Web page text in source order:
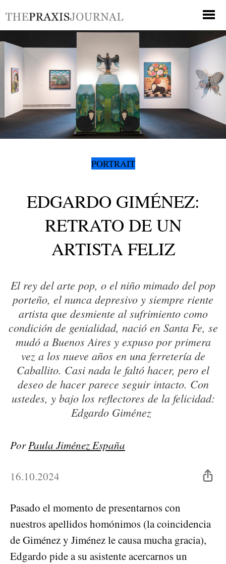
PORTRAIT
EDGARDO GIMÉNEZ:
RETRATO DE UN
ARTISTA FELIZ
El rey del arte pop, o el niño mimado del pop
porteño, el nunca depresivo y siempre riente
artista que desmiente al sufrimiento como
condición de genialidad, nació en Santa Fe, se
mudó a Buenos Aires y expuso por primera
vez a los nueve años en una ferretería de
Caballito. Casi nada le faltó hacer, pero el
deseo de hacer parece seguir intacto. Con
ustedes, y bajo los reflectores de la felicidad:
Edgardo Giménez
PorPaula Jiménez España
16.10.2024
Pasado el momento de presentarnos con
nuestros apellidos homónimos (la coincidencia
de Giménez y Jiménez le causa mucha gracia),
Edgardo pide a su asistente acercarnos un